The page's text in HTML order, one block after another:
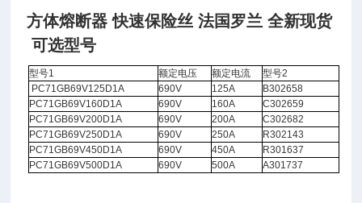
方体熔断器 快速保险丝 法国罗兰 全新现货
可选型号
型号1 额定电压 额定电流
型号2
PC71GB69V125D1A
690V 125A
B302658
PC71GB69V160D1A
690V 160A
C302659
PC71GB69V200D1A
690V 200A
C302682
PC71GB69V250D1A
690V 250A
R302143
PC71GB69V450D1A
690V 450A
R301637
PC71GB69V500D1A
690V 500A A301737